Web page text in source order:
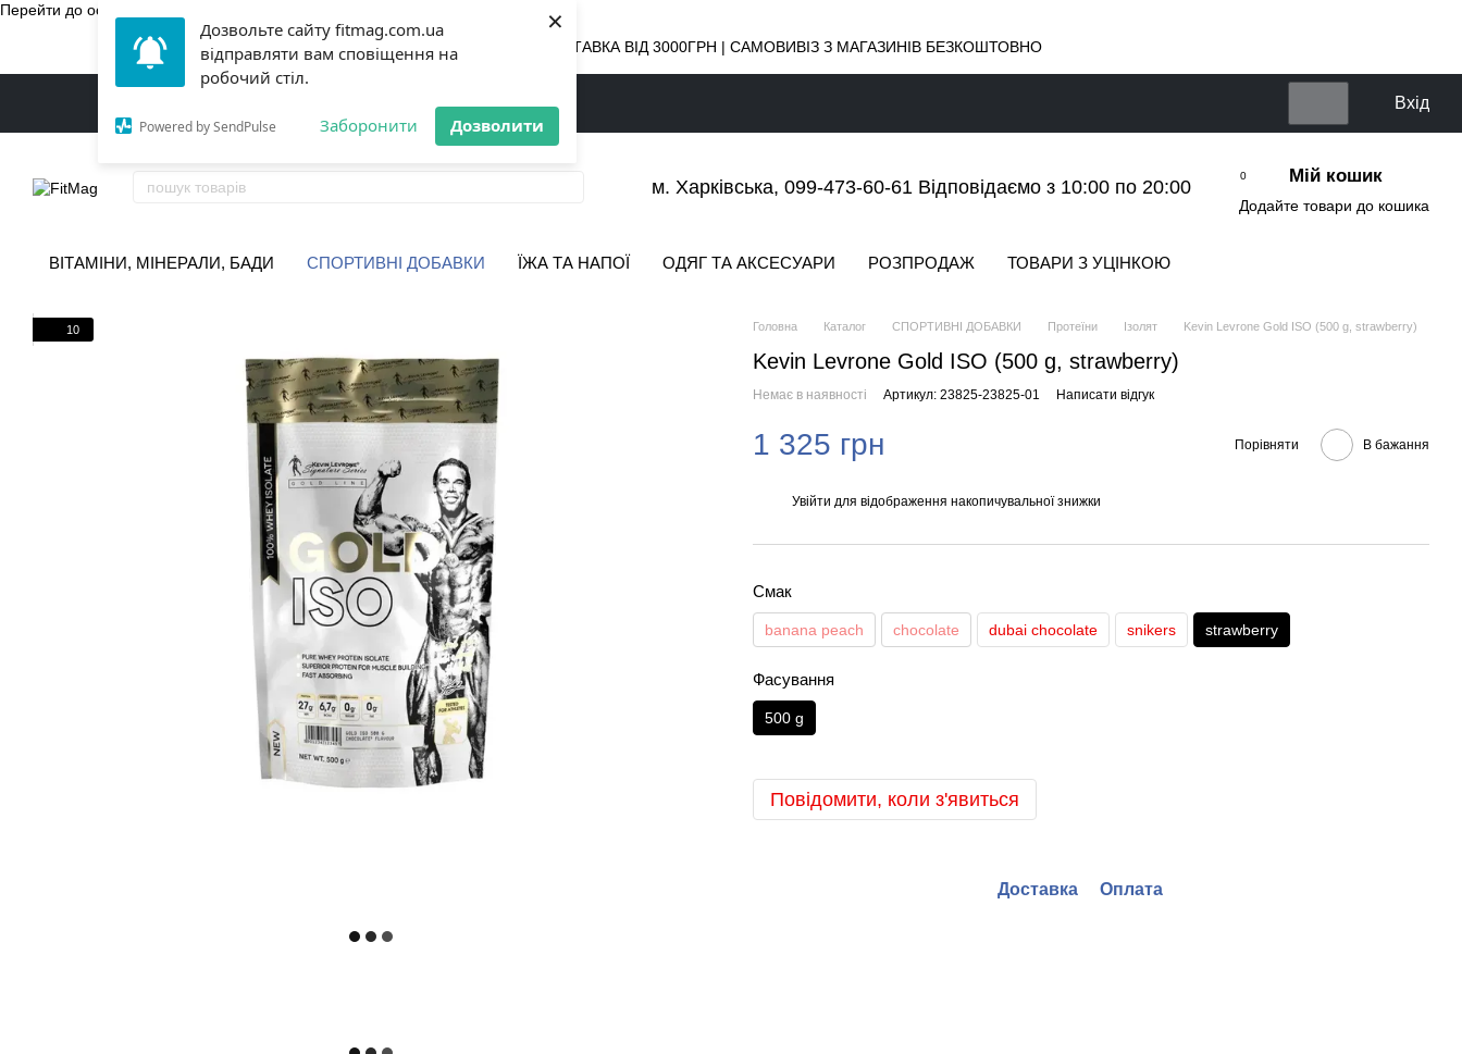
Дозвольте сайту fitmag.com.ua
відправляти вам сповіщення на
робочий стіл.
Powered by SendPulse Заборонити Дозволити
×
Перейти до основного контенту
БЕЗКОШТОВНА ДОСТАВКА ВІД 3000ГРН | САМОВИВІЗ З МАГАЗИНІВ БЕЗКОШТОВНО
Вхід
м. Харківська, 099-473-60-61 Відповідаємо з 10:00 по 20:00
0 Мій кошик
Додайте товари до кошика
ВІТАМІНИ, МІНЕРАЛИ, БАДИ СПОРТИВНІ ДОБАВКИ ЇЖА ТА НАПОЇ ОДЯГ ТА АКСЕСУАРИ РОЗПРОДАЖ ТОВАРИ З УЦІНКОЮ
10 Головна Каталог СПОРТИВНІ ДОБАВКИ Протеїни Ізолят Kevin Levrone Gold ISO (500 g, strawberry)
Kevin Levrone Gold ISO (500 g, strawberry)
Немає в наявності Артикул: 23825-23825-01 Написати відгук
1 325 грн Порівняти В бажання
Увійти для відображення накопичувальної знижки
Смак
banana peach chocolate dubai chocolate snikers strawberry
Фасування
500 g
Повідомити, коли з'явиться
Доставка Оплата